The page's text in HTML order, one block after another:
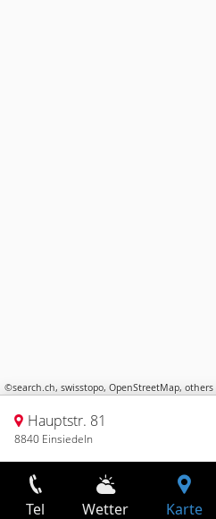
©search.ch, swisstopo, OpenStreetMap, others
Hauptstr. 81
8840 Einsiedeln
Tel Wetter Karte